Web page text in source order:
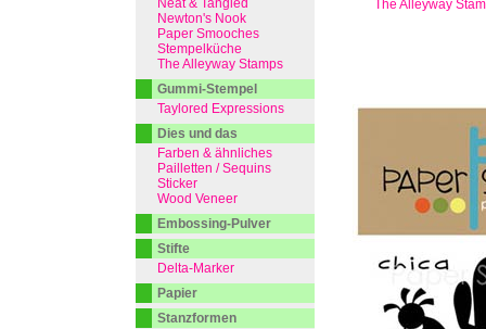
The Alleyway
Neat & Tangled
Newton's Nook
Paper Smooches
Stempelküche
The Alleyway Stamps
Gummi-Stempel
Taylored Expressions
Dies und das
Farben & ähnliches
Pailletten / Sequins
Sticker
Wood Veneer
Embossing-Pulver
Stifte
Delta-Marker
Papier
Stanzformen